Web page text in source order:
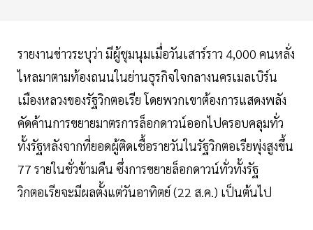
รายงานข่าวระบุว่า มีผู้ชุมนุมเมื่อวันเสาร์ราว 4,000 คนหลั่ง
ไหลมาตามท้องถนนในย่านธุรกิจใจกลางนครเมลเบิร์น
เมืองหลวงของรัฐวิกตอเรีย โดยพวกเขาต้องการแสดงพลัง
คัดค้านการขยายมาตรการล็อกดาวน์ออกไปครอบคลุมทั่ว
ทั้งรัฐหลังจากที่ยอดผู้ติดเชื้อรายวันในรัฐวิกตอเรียพุ่งสูงขึ้น
77 รายในชั่วข้ามคืน ซึ่งการขยายล็อกดาวน์ทั่วทั้งรัฐ
วิกตอเรียจะมีผลตั้งแต่วันอาทิตย์ (22 ส.ค.) เป็นต้นไป